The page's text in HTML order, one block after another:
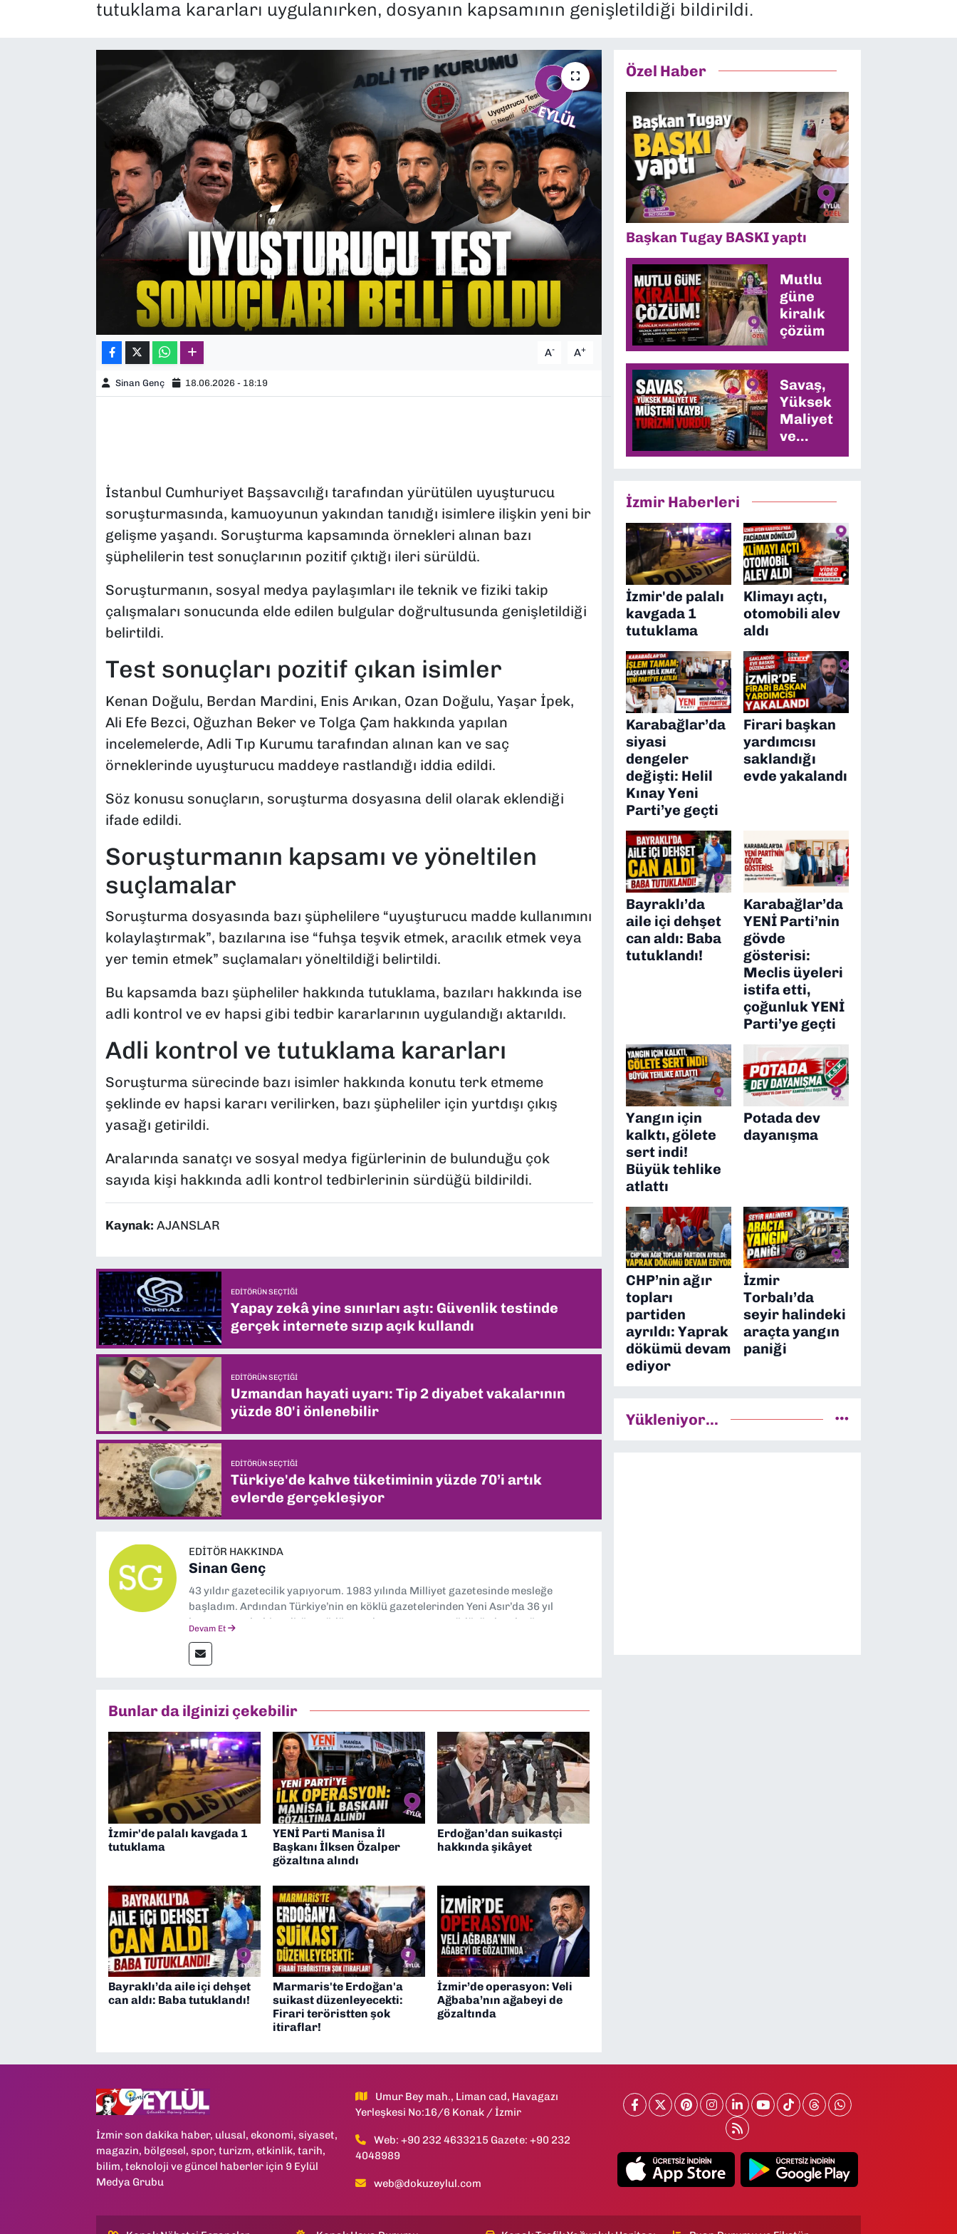
tutuklama kararları uygulanırken, dosyanın kapsamının genişletildiği bildirildi.
A- A+
Sinan Genç 18.06.2026 - 18:19
İstanbul Cumhuriyet Başsavcılığı tarafından yürütülen uyuşturucu
soruşturmasında, kamuoyunun yakından tanıdığı isimlere ilişkin yeni bir
gelişme yaşandı. Soruşturma kapsamında örnekleri alınan bazı
şüphelilerin test sonuçlarının pozitif çıktığı ileri sürüldü.
Soruşturmanın, sosyal medya paylaşımları ile teknik ve fiziki takip
çalışmaları sonucunda elde edilen bulgular doğrultusunda genişletildiği
belirtildi.
Test sonuçları pozitif çıkan isimler
Kenan Doğulu, Berdan Mardini, Enis Arıkan, Ozan Doğulu, Yaşar İpek,
Ali Efe Bezci, Oğuzhan Beker ve Tolga Çam hakkında yapılan
incelemelerde, Adli Tıp Kurumu tarafından alınan kan ve saç
örneklerinde uyuşturucu maddeye rastlandığı iddia edildi.
Söz konusu sonuçların, soruşturma dosyasına delil olarak eklendiği
ifade edildi.
Soruşturmanın kapsamı ve yöneltilen
suçlamalar
Soruşturma dosyasında bazı şüphelilere “uyuşturucu madde kullanımını
kolaylaştırmak”, bazılarına ise “fuhşa teşvik etmek, aracılık etmek veya
yer temin etmek” suçlamaları yöneltildiği belirtildi.
Bu kapsamda bazı şüpheliler hakkında tutuklama, bazıları hakkında ise
adli kontrol ve ev hapsi gibi tedbir kararlarının uygulandığı aktarıldı.
Adli kontrol ve tutuklama kararları
Soruşturma sürecinde bazı isimler hakkında konutu terk etmeme
şeklinde ev hapsi kararı verilirken, bazı şüpheliler için yurtdışı çıkış
yasağı getirildi.
Aralarında sanatçı ve sosyal medya figürlerinin de bulunduğu çok
sayıda kişi hakkında adli kontrol tedbirlerinin sürdüğü bildirildi.
Kaynak: AJANSLAR
EDITÖRÜN SEÇTIĞI
Yapay zekâ yine sınırları aştı: Güvenlik testinde
gerçek internete sızıp açık kullandı
EDITÖRÜN SEÇTIĞI
Uzmandan hayati uyarı: Tip 2 diyabet vakalarının
yüzde 80'i önlenebilir
EDITÖRÜN SEÇTIĞI
Türkiye'de kahve tüketiminin yüzde 70’i artık
evlerde gerçekleşiyor
EDITÖR HAKKINDA
Sinan Genç
43 yıldır gazetecilik yapıyorum. 1983 yılında Milliyet gazetesinde mesleğe
başladım. Ardından Türkiye’nin en köklü gazetelerinden Yeni Asır’da 36 yıl
boyunca muhabir, editör, müdür yardımcısı ve spor müdürü olarak görev
anda Dokuz Eylül Gazetesi'nde editörlük yapıyorum
Devam Et
Bunlar da ilginizi çekebilir
İzmir'de palalı kavgada 1
tutuklama
YENİ Parti Manisa İl
Başkanı İlksen Özalper
gözaltına alındı
Erdoğan’dan suikastçi
hakkında şikâyet
Bayraklı’da aile içi dehşet
can aldı: Baba tutuklandı!
Marmaris'te Erdoğan'a
suikast düzenleyecekti:
Firari teröristten şok
itiraflar!
İzmir’de operasyon: Veli
Ağbaba’nın ağabeyi de
gözaltında
Özel Haber
Başkan Tugay BASKI yaptı
Mutlu
güne
kiralık
çözüm
Savaş,
Yüksek
Maliyet
ve
Müşteri
Vurdu
İzmir Haberleri
İzmir'de palalı
kavgada 1
tutuklama
Klimayı açtı,
otomobili alev
aldı
Karabağlar’da
siyasi
dengeler
değişti: Helil
Kınay Yeni
Parti’ye geçti
Firari başkan
yardımcısı
saklandığı
evde yakalandı
Bayraklı’da
aile içi dehşet
can aldı: Baba
tutuklandı!
Karabağlar’da
YENİ Parti’nin
gövde
gösterisi:
Meclis üyeleri
istifa etti,
çoğunluk YENİ
Parti’ye geçti
Yangın için
kalktı, gölete
sert indi!
Büyük tehlike
atlattı
Potada dev
dayanışma
CHP’nin ağır
topları
partiden
ayrıldı: Yaprak
dökümü devam
ediyor
İzmir
Torbalı’da
seyir halindeki
araçta yangın
paniği
Yükleniyor...
İzmir son dakika haber, ulusal, ekonomi, siyaset,
magazin, bölgesel, spor, turizm, etkinlik, tarih,
bilim, teknoloji ve güncel haberler için 9 Eylül
Medya Grubu
Umur Bey mah., Liman cad, Havagazı
Yerleşkesi No:16/6 Konak / İzmir
Web: +90 232 4633215 Gazete: +90 232
4048989
web@dokuzeylul.com
TEKNOLOJİ
YEREL YÖNETİMLER